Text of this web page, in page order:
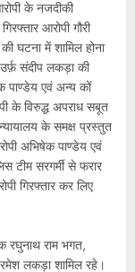
के नजदीकी
आरोपी गौरी
घटना में शामिल होना
संदीप लकड़ा की
पाण्डेय एवं अन्य कों
के विरुद्ध अपराध सबूत
के समक्ष प्रस्तुत
अभिषेक पाण्डेय एवं
टीम सरगर्मी से फरार
गिरफ्तार कर लिए
रघुनाथ राम भगत,
लकड़ा शामिल रहे।